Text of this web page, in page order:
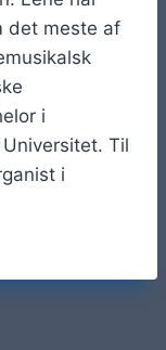
det meste af
i
Til
i